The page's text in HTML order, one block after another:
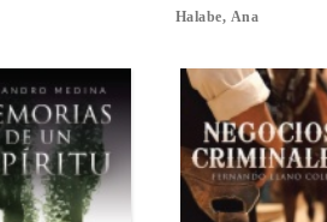
Halabe, Ana